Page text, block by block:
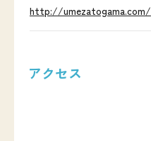
http://umezatogama.com/
アクセス